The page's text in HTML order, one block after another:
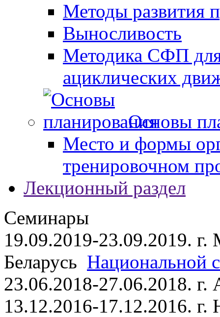
Методы развития
Выносливость
Методика СФП для
ациклических
Основы
Место и формы
тренировочном
Лекционный раздел
Семинары
19.09.2019-23.09.2019. г.
Беларусь Национальной
23.06.2018-27.06.2018.
13.12.2016-17.12.2016.